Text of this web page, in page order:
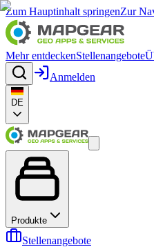
Zum Hauptinhalt springenZur
Mehr entdeckenStellenangebote
Anmelden
DE
Produkte
Stellenangebote